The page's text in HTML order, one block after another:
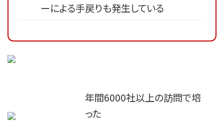
ーによる手戻りも発生している
年間6000社以上の訪問で培
った